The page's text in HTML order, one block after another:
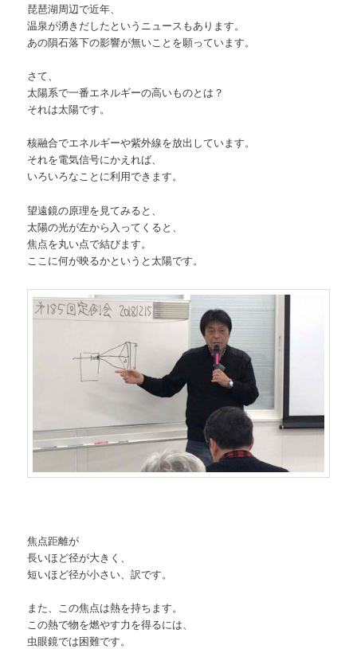
琵琶湖周辺で近年、
温泉が湧きだしたというニュースもあります。
あの隕石落下の影響が無いことを願っています。
さて、
太陽系で一番エネルギーの高いものとは？
それは太陽です。
核融合でエネルギーや紫外線を放出しています。
それを電気信号にかえれば、
いろいろなことに利用できます。
望遠鏡の原理を見てみると、
太陽の光が左から入ってくると、
焦点を丸い点で結びます。
ここに何が映るかというと太陽です。
焦点距離が
長いほど径が大きく、
短いほど径が小さい、訳です。
また、この焦点は熱を持ちます。
この熱で物を燃やす力を得るには、
虫眼鏡では困難です。